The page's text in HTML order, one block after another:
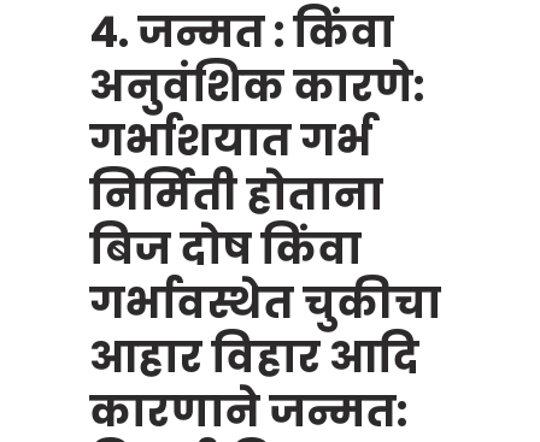
4. जन्मत : किंवा
अनुवंशिक कारणे:
गर्भाशयात गर्भ
निर्मिती होताना
बिज दोष किंवा
गर्भावस्थेत चुकीचा
आहार विहार आदि
कारणाने जन्मत: